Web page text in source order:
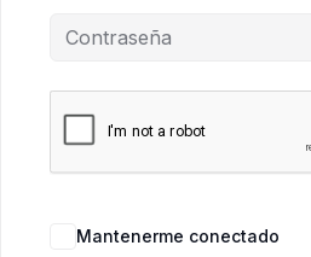
Mantenerme conectado